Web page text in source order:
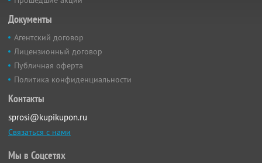
Документы
Агентский договор
Лицензионный договор
Публичная оферта
Политика конфиденциальности
Контакты
sprosi@kupikupon.ru
Связаться с нами
Мы в Соцсетях